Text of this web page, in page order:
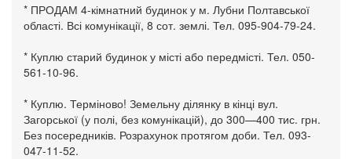
* ПРОДАМ 4-кімнатний будинок у м. Лубни Полтавської
області. Всі комунікації, 8 сот. землі. Тел. 095-904-79-24.
* Куплю старий будинок у місті або передмісті. Тел. 050-
561-10-96.
* Куплю. Терміново! Земельну ділянку в кінці вул.
Загорської (у полі, без комунікацій), до 300—400 тис. грн.
Без посередників. Розрахунок протягом доби. Тел. 093-
047-11-52.